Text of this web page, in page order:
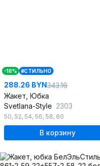
-16% #СТИЛЬНО
288.26 BYN343.16
Жакет, Юбка
Svetlana-Style 2303
50, 52, 54, 56, 58, 60
В корзину